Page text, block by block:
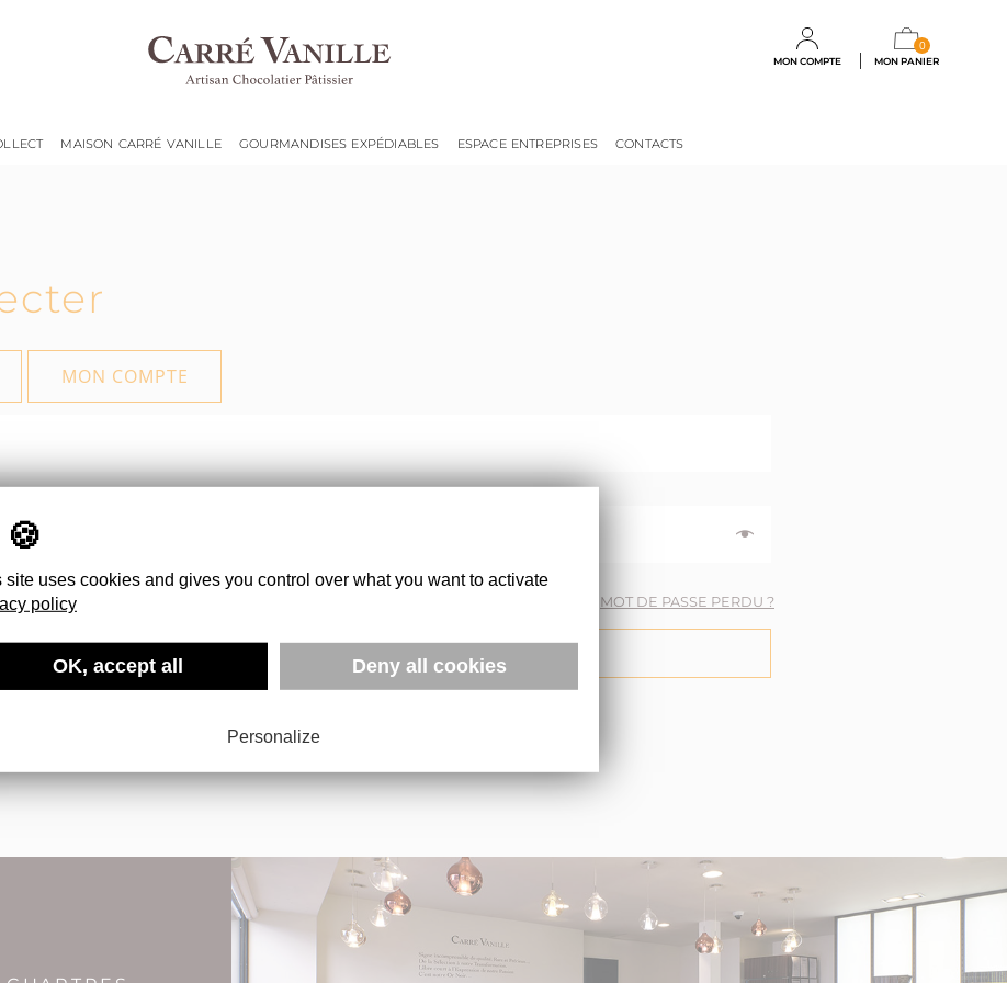
MON COMPTE
0
MON PANIER
MAISON CARRÉ VANILLE GOURMANDISES EXPÉDIABLES ESPACE ENTREPRISES CONTACTS
MON COMPTE
MOT DE PASSE PERDU ?
site uses cookies and gives you control over what you want to activate
policy
OK, accept all Deny all cookies
Personalize